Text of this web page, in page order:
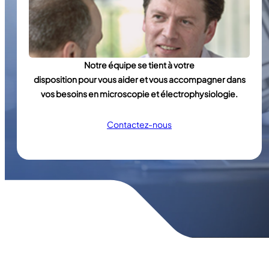
Notre équipe se tient à votre
disposition pour vous aider et vous accompagner dans
vos besoins en microscopie et électrophysiologie.
Contactez-nous